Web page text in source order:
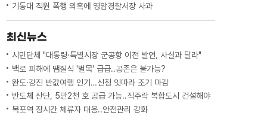
기동대 직원 폭행 의혹에 영암경찰서장 사과
최신뉴스
시민단체 "대통령·특별시장 군공항 이전 발언, 사실과 달라"
백로 피해에 땜질식 '벌목' 급급..공존은 불가능?
완도·강진 반값여행 인기…신청 잇따라 조기 마감
반도체 산단, 5만2천 호 공급 가능..직주락 복합도시 건설해야
목포역 장시간 체류자 대응..안전관리 강화